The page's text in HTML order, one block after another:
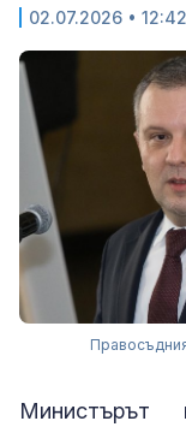
02.07.2026 • 12:42
Министърът